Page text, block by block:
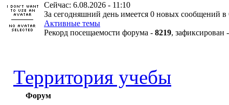
Сейчас: 6.08.2026 - 11:10
За сегодняшний день имеется 0 новых сообщений в
Активные темы
Рекорд посещаемости форума - 8219, зафиксирован
Территория учебы
Форум